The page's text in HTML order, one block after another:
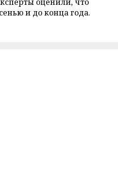
и до конца года.